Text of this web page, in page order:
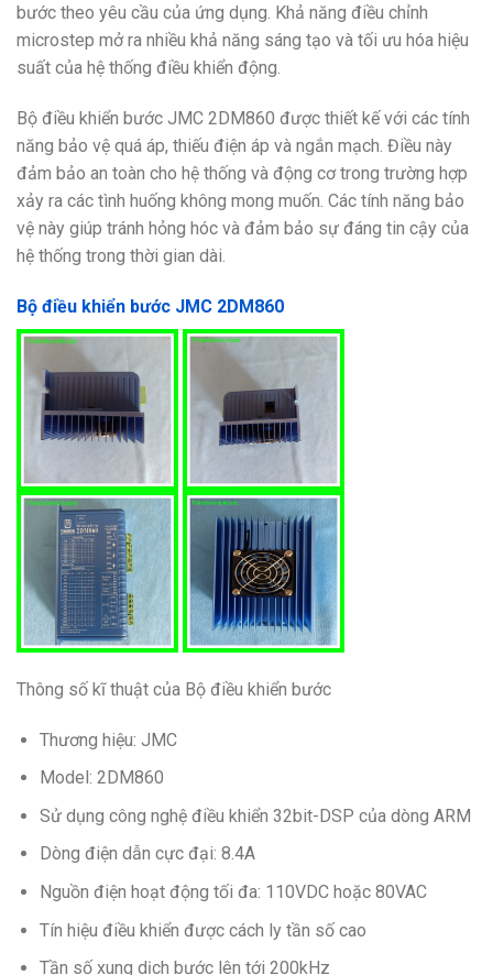
bước theo yêu cầu của ứng dụng. Khả năng điều chỉnh
microstep mở ra nhiều khả năng sáng tạo và tối ưu hóa hiệu
suất của hệ thống điều khiển động.
Bộ điều khiển bước JMC 2DM860 được thiết kế với các tính
năng bảo vệ quá áp, thiếu điện áp và ngắn mạch. Điều này
đảm bảo an toàn cho hệ thống và động cơ trong trường hợp
xảy ra các tình huống không mong muốn. Các tính năng bảo
vệ này giúp tránh hỏng hóc và đảm bảo sự đáng tin cậy của
hệ thống trong thời gian dài.
Bộ điều khiển bước JMC 2DM860
Thông số kĩ thuật của Bộ điều khiển bước
Thương hiệu: JMC
Model: 2DM860
Sử dụng công nghệ điều khiển 32bit-DSP của dòng ARM
Dòng điện dẫn cực đại: 8.4A
Nguồn điện hoạt động tối đa: 110VDC hoặc 80VAC
Tín hiệu điều khiển được cách ly tần số cao
Tần số xung dịch bước lên tới 200kHz